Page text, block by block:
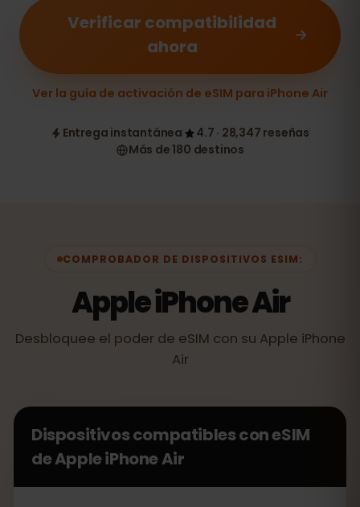
Verificar compatibilidad
ahora
Ver la guía de activación de eSIM para iPhone Air
Entrega instantánea
4.7 · 28,347 reseñas
Más de 180 destinos
COMPROBADOR DE DISPOSITIVOS ESIM:
Apple iPhone Air
Desbloquee el poder de eSIM con su Apple iPhone
Air
Dispositivos compatibles con eSIM
deApple iPhone Air